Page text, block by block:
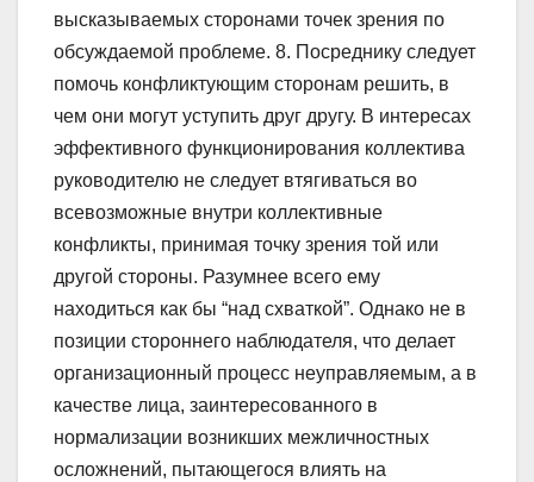
высказываемых сторонами точек зрения по
обсуждаемой проблеме. 8. Посреднику следует
помочь конфликтующим сторонам решить, в
чем они могут уступить друг другу. В интересах
эффективного функционирования коллектива
руководителю не следует втягиваться во
всевозможные внутри коллективные
конфликты, принимая точку зрения той или
другой стороны. Разумнее всего ему
находиться как бы “над схваткой”. Однако не в
позиции стороннего наблюдателя, что делает
организационный процесс неуправляемым, а в
качестве лица, заинтересованного в
нормализации возникших межличностных
осложнений, пытающегося влиять на